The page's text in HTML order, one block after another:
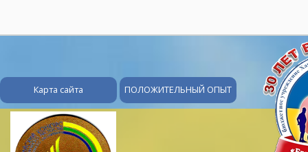
Карта сайта ПОЛОЖИТЕЛЬНЫЙ ОПЫТ